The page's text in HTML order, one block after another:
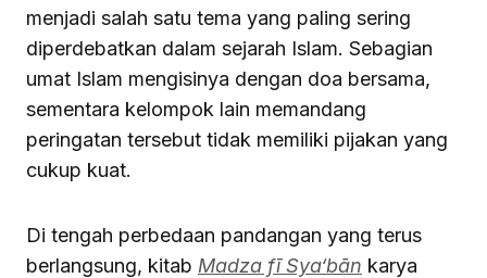
menjadi salah satu tema yang paling sering
diperdebatkan dalam sejarah Islam. Sebagian
umat Islam mengisinya dengan doa bersama,
sementara kelompok lain memandang
peringatan tersebut tidak memiliki pijakan yang
cukup kuat.
Di tengah perbedaan pandangan yang terus
berlangsung, kitab Madza fī Sya‘bān karya